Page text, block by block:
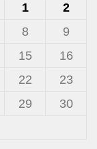
1
2
8
9
15
16
22
23
29
30